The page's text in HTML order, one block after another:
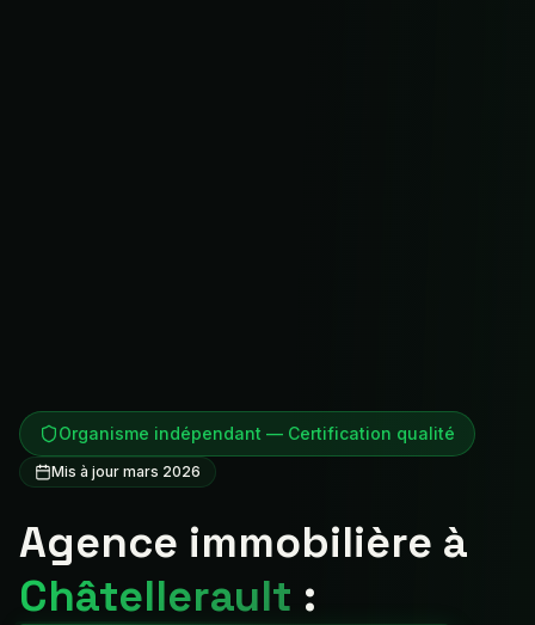
Organisme indépendant — Certification qualité
Mis à jour mars 2026
Agence immobilière à
Châtellerault :